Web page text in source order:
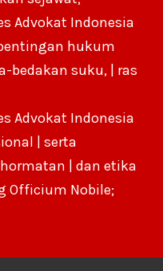
Advokat Indonesia
hukum
bedakan suku, | ras
Advokat Indonesia
| serta
| dan etika
Officium Nobile;